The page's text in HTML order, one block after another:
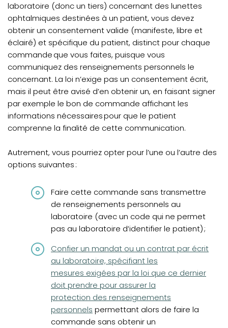
laboratoire (donc un tiers) concernant des lunettes
ophtalmiques destinées à un patient, vous devez
obtenir un consentement valide (manifeste, libre et
éclairé) et spécifique du patient, distinct pour chaque
commande que vous faites, puisque vous
communiquez des renseignements personnels le
concernant. La loi n’exige pas un consentement écrit,
mais il peut être avisé d’en obtenir un, en faisant signer
par exemple le bon de commande affichant les
informations nécessaires pour que le patient
comprenne la finalité de cette communication.
Autrement, vous pourriez opter pour l’une ou l’autre des
options suivantes :
Faire cette commande sans transmettre
de renseignements personnels au
laboratoire (avec un code qui ne permet
pas au laboratoire d’identifier le patient) ;
(opens in a new tab)
Confier un mandat ou un contrat par écrit
au laboratoire, spécifiant les
mesures exigées par la loi que ce dernier
doit prendre pour assurer la
protection des renseignements
personnels permettant alors de faire la
commande sans obtenir un